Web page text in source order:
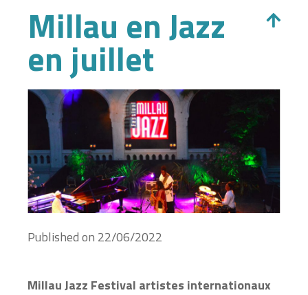
Millau en Jazz
en juillet
Published on 22/06/2022
Millau Jazz Festival artistes internationaux